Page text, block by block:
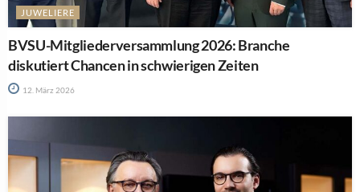
JUWELIERE
BVSU-Mitgliederversammlung 2026: Branche
diskutiert Chancen in schwierigen Zeiten
12. März 2026